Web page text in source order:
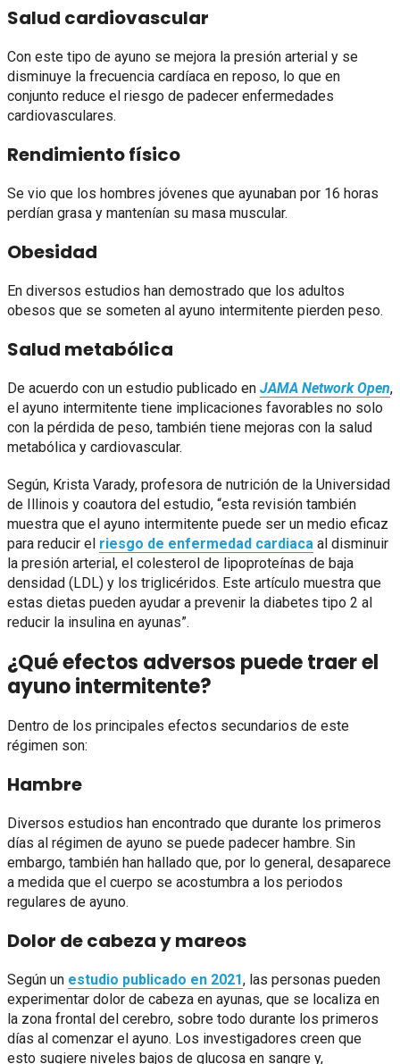
Salud cardiovascular
Con este tipo de ayuno se mejora la presión arterial y se
disminuye la frecuencia cardíaca en reposo, lo que en
conjunto reduce el riesgo de padecer enfermedades
cardiovasculares.
Rendimiento físico
Se vio que los hombres jóvenes que ayunaban por 16 horas
perdían grasa y mantenían su masa muscular.
Obesidad
En diversos estudios han demostrado que los adultos
obesos que se someten al ayuno intermitente pierden peso.
Salud metabólica
De acuerdo con un estudio publicado en JAMA Network Open,
el ayuno intermitente tiene implicaciones favorables no solo
con la pérdida de peso, también tiene mejoras con la salud
metabólica y cardiovascular.
Según, Krista Varady, profesora de nutrición de la Universidad
de Illinois y coautora del estudio, “esta revisión también
muestra que el ayuno intermitente puede ser un medio eficaz
para reducir el riesgo de enfermedad cardiaca al disminuir
la presión arterial, el colesterol de lipoproteínas de baja
densidad (LDL) y los triglicéridos. Este artículo muestra que
estas dietas pueden ayudar a prevenir la diabetes tipo 2 al
reducir la insulina en ayunas”.
¿Qué efectos adversos puede traer el
ayuno intermitente?
Dentro de los principales efectos secundarios de este
régimen son:
Hambre
Diversos estudios han encontrado que durante los primeros
días al régimen de ayuno se puede padecer hambre. Sin
embargo, también han hallado que, por lo general, desaparece
a medida que el cuerpo se acostumbra a los periodos
regulares de ayuno.
Dolor de cabeza y mareos
Según un estudio publicado en 2021, las personas pueden
experimentar dolor de cabeza en ayunas, que se localiza en
la zona frontal del cerebro, sobre todo durante los primeros
días al comenzar el ayuno. Los investigadores creen que
esto sugiere niveles bajos de glucosa en sangre y,